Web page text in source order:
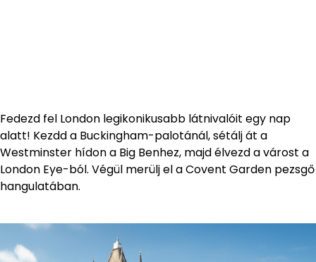
Fedezd fel London legikonikusabb látnivalóit egy nap
alatt! Kezdd a Buckingham-palotánál, sétálj át a
Westminster hídon a Big Benhez, majd élvezd a várost a
London Eye-ból. Végül merülj el a Covent Garden pezsgő
hangulatában.